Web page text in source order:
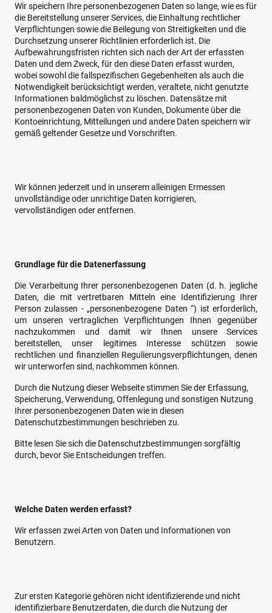
Wir speichern Ihre personenbezogenen Daten so lange, wie es für
die Bereitstellung unserer Services, die Einhaltung rechtlicher
Verpflichtungen sowie die Beilegung von Streitigkeiten und die
Durchsetzung unserer Richtlinien erforderlich ist. Die
Aufbewahrungsfristen richten sich nach der Art der erfassten
Daten und dem Zweck, für den diese Daten erfasst wurden,
wobei sowohl die fallspezifischen Gegebenheiten als auch die
Notwendigkeit berücksichtigt werden, veraltete, nicht genutzte
Informationen baldmöglichst zu löschen. Datensätze mit
personenbezogenen Daten von Kunden, Dokumente über die
Kontoeinrichtung, Mitteilungen und andere Daten speichern wir
gemäß geltender Gesetze und Vorschriften.
Wir können jederzeit und in unserem alleinigen Ermessen
unvollständige oder unrichtige Daten korrigieren,
vervollständigen oder entfernen.
Grundlage für die Datenerfassung
Die Verarbeitung Ihrer personenbezogenen Daten (d. h. jegliche
Daten, die mit vertretbaren Mitteln eine Identifizierung Ihrer
Person zulassen - „personenbezogene Daten “) ist erforderlich,
um unseren vertraglichen Verpflichtungen Ihnen gegenüber
nachzukommen und damit wir Ihnen unsere Services
bereitstellen, unser legitimes Interesse schützen sowie
rechtlichen und finanziellen Regulierungsverpflichtungen, denen
wir unterworfen sind, nachkommen können.
Durch die Nutzung dieser Webseite stimmen Sie der Erfassung,
Speicherung, Verwendung, Offenlegung und sonstigen Nutzung
Ihrer personenbezogenen Daten wie in diesen
Datenschutzbestimmungen beschrieben zu.
Bitte lesen Sie sich die Datenschutzbestimmungen sorgfältig
durch, bevor Sie Entscheidungen treffen.
Welche Daten werden erfasst?
Wir erfassen zwei Arten von Daten und Informationen von
Benutzern.
Zur ersten Kategorie gehören nicht identifizierende und nicht
identifizierbare Benutzerdaten, die durch die Nutzung der